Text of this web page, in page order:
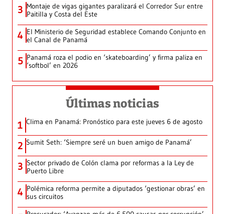
3 Montaje de vigas gigantes paralizará el Corredor Sur entre
Paitilla y Costa del Este
4 El Ministerio de Seguridad establece Comando Conjunto en
el Canal de Panamá
5 Panamá roza el podio en ‘skateboarding’ y firma paliza en
‘softbol’ en 2026
Últimas noticias
1 Clima en Panamá: Pronóstico para este jueves 6 de agosto
2 Sumit Seth: ‘Siempre seré un buen amigo de Panamá’
3 Sector privado de Colón clama por reformas a la Ley de
Puerto Libre
4 Polémica reforma permite a diputados ‘gestionar obras’ en
sus circuitos